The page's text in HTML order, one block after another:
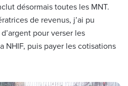
désormais toutes les MNT.
de revenus, j’ai pu
pour verser les
NHIF, puis payer les cotisations